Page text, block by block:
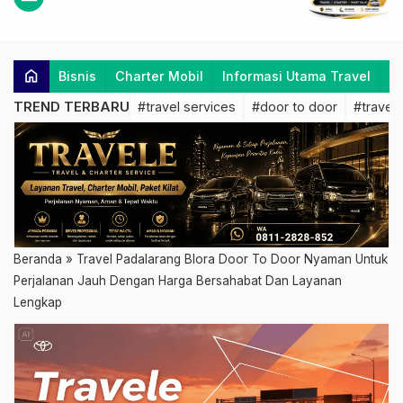
home Bisnis Charter Mobil Informasi Utama Travel
TREND TERBARU #travel services #door to door #travel
Beranda » Travel Padalarang Blora Door To Door Nyaman Untuk
Perjalanan Jauh Dengan Harga Bersahabat Dan Layanan
Lengkap